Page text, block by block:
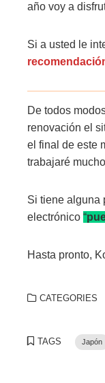
a
a
z
2
0
1
9
(
0
f
t
i
c
año voy a
Si a usted le
De todos
renovación el
el final de este
trabajaré
Si tiene alguna
electrónico “
Hasta pronto,
CATEGORIES
TAGS Japón